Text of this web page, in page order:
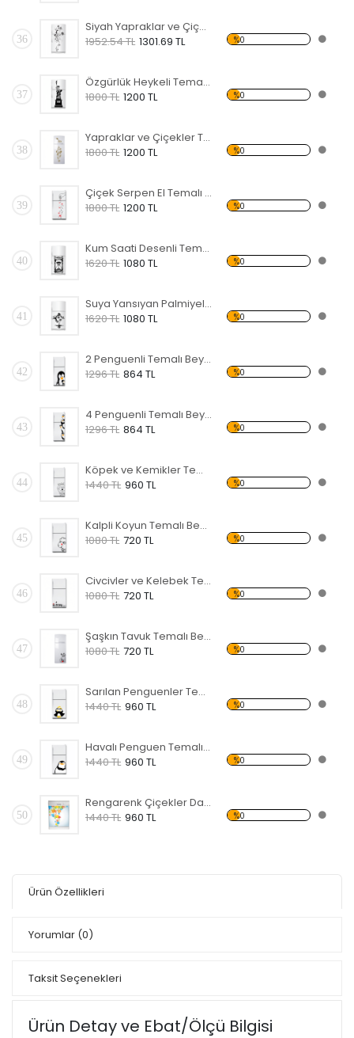
36
Siyah Yapraklar ve Çiçekler Temalı Beyaz Eşya Sticker
1952.54 TL 1301.69 TL %0
37
Özgürlük Heykeli Temalı Beyaz Eşya Sticker
1800 TL 1200 TL %0
38
Yapraklar ve Çiçekler Temalı Beyaz Eşya Sticker
1800 TL 1200 TL %0
39
Çiçek Serpen El Temalı Beyaz Eşya Sticker
1800 TL 1200 TL %0
40
Kum Saati Desenli Temalı Beyaz Eşya Sticker
1620 TL 1080 TL %0
41
Suya Yansıyan Palmiyeler Temalı Beyaz Eşya Sticker
1620 TL 1080 TL %0
42
2 Penguenli Temalı Beyaz Eşya Sticker
1296 TL 864 TL %0
43
4 Penguenli Temalı Beyaz Eşya Sticker
1296 TL 864 TL %0
44
Köpek ve Kemikler Temalı Beyaz Eşya Sticker
1440 TL 960 TL %0
45
Kalpli Koyun Temalı Beyaz Eşya Sticker
1080 TL 720 TL %0
46
Civcivler ve Kelebek Temalı Beyaz Eşya Sticker
1080 TL 720 TL %0
47
Şaşkın Tavuk Temalı Beyaz Eşya Sticker
1080 TL 720 TL %0
48
Sarılan Penguenler Temalı Beyaz Eşya Sticker
1440 TL 960 TL %0
49
Havalı Penguen Temalı Beyaz Eşya Sticker
1440 TL 960 TL %0
50
Rengarenk Çiçekler Dağılan Temalı Beyaz Eşya Sticker
1440 TL 960 TL %0
Ürün Özellikleri
Yorumlar (0)
Taksit Seçenekleri
Ürün Detay ve Ebat/Ölçü Bilgisi